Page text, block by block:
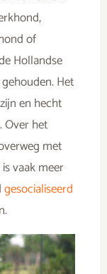
of
Hollandse
Het
en hecht
Over het
met
vaak meer
gesocialiseerd